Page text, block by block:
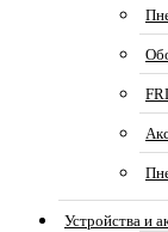
Устройства и